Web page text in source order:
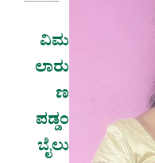
ವಿಮ
ಲಾರು
ಣ
ಪಡ್ಡಂ
ಬೈಲು